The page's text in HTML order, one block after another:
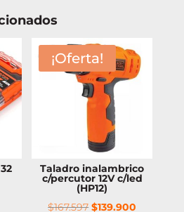
¡Oferta!
Taladro inalambrico
c/percutor 12V c/led
(HP12)
$167.597 El
$139.900